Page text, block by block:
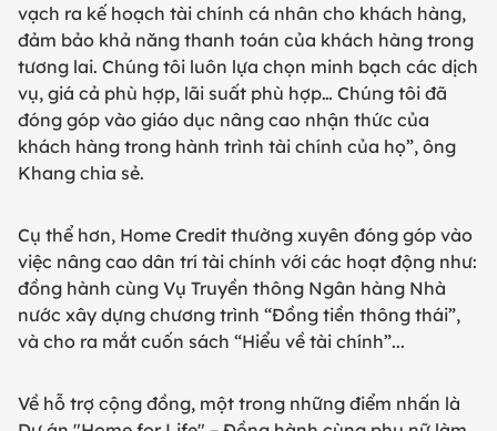
vạch ra kế hoạch tài chính cá nhân cho khách hàng,
đảm bảo khả năng thanh toán của khách hàng trong
tương lai. Chúng tôi luôn lựa chọn minh bạch các dịch
vụ, giá cả phù hợp, lãi suất phù hợp… Chúng tôi đã
đóng góp vào giáo dục nâng cao nhận thức của
khách hàng trong hành trình tài chính của họ”, ông
Khang chia sẻ.
Cụ thể hơn, Home Credit thường xuyên đóng góp vào
việc nâng cao dân trí tài chính với các hoạt động như:
đồng hành cùng Vụ Truyền thông Ngân hàng Nhà
nước xây dựng chương trình “Đồng tiền thông thái”,
và cho ra mắt cuốn sách “Hiểu về tài chính”...
Về hỗ trợ cộng đồng, một trong những điểm nhấn là